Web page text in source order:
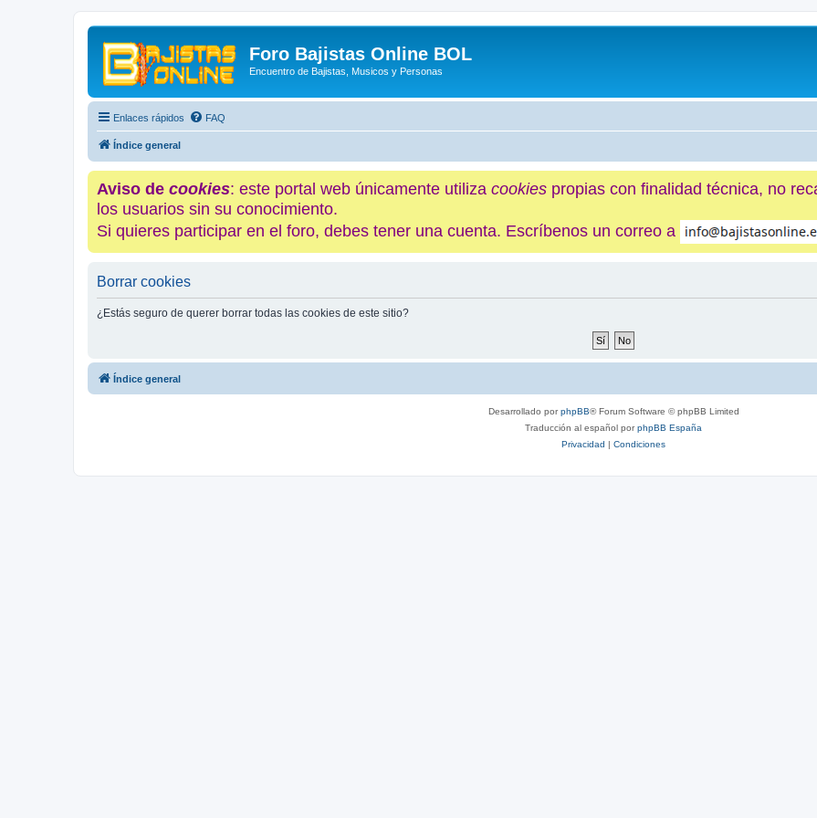
Foro Bajistas Online BOL
Encuentro de Bajistas, Musicos y Personas
Enlaces rápidos FAQ
Índice general
Aviso de cookies: este portal web únicamente utiliza cookies propias con finalidad técnica, no
los usuarios sin su conocimiento.
Si quieres participar en el foro, debes tener una cuenta. Escríbenos un correo a
Borrar cookies
¿Estás seguro de querer borrar todas las cookies de este sitio?
Índice general
Desarrollado porphpBB® Forum Software © phpBB Limited
Traducción al español porphpBB España
Privacidad | Condiciones